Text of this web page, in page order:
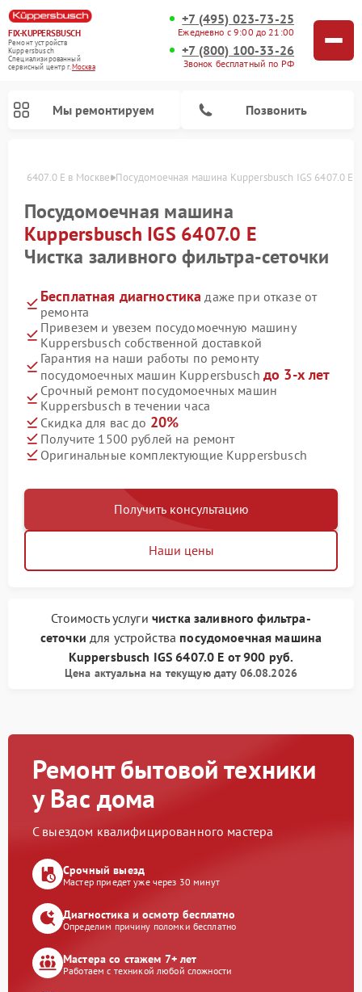
FIX-KUPPERSBUSCH
Ремонт устройств
Kuppersbusch
Специализированный
cервисный центр г.Москва
+7 (495) 023-73-25
Ежедневно с 9:00 до 21:00
+7 (800) 100-33-26
Звонок бесплатный по РФ
Мы ремонтируем Позвонить
6407.0 E в Москве Посудомоечная машина Kuppersbusch IGS 6407.0 E
Посудомоечная машина
Kuppersbusch IGS 6407.0 E
Чистка заливного фильтра-сеточки
Бесплатная диагностика даже при отказе от
ремонта
Привезем и увезем посудомоечную машину
Kuppersbusch собственной доставкой
Гарантия на наши работы по ремонту
посудомоечных машин Kuppersbusch до 3-х лет
Срочный ремонт посудомоечных машин
Kuppersbusch в течении часа
Скидка для вас до 20%
Получите 1500 рублей на ремонт
Оригинальные комплектующие Kuppersbusch
Получить консультацию
Наши цены
Стоимость услуги чистка заливного фильтра-
сеточки для устройства посудомоечная машина
Kuppersbusch IGS 6407.0 E от900 руб.
Цена актуальна на текущую дату 06.08.2026
Ремонт бытовой техники
у Вас дома
С выездом квалифицированного мастера
Срочный выезд
Мастер приедет уже через 30 минут
Диагностика и осмотр бесплатно
Определим причину поломки бесплатно
Мастера со стажем 7+ лет
Работаем с техникой любой сложности